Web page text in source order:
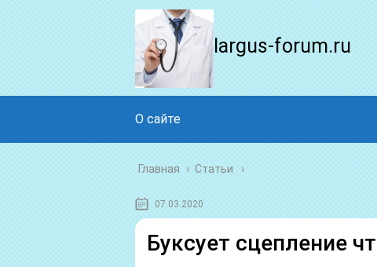
largus-forum.ru
О сайте
Главная › Статьи
07.03.2020
Буксует сцепление